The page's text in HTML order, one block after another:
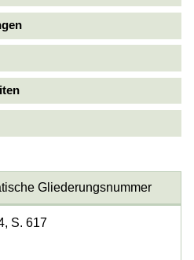
Gliederungsnummer
S. 617